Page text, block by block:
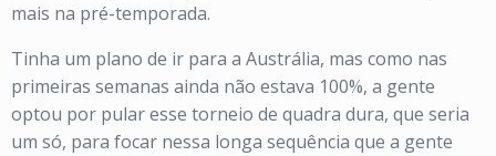
mais na pré-temporada.
Tinha um plano de ir para a Austrália, mas como nas
primeiras semanas ainda não estava 100%, a gente
optou por pular esse torneio de quadra dura, que seria
um só, para focar nessa longa sequência que a gente